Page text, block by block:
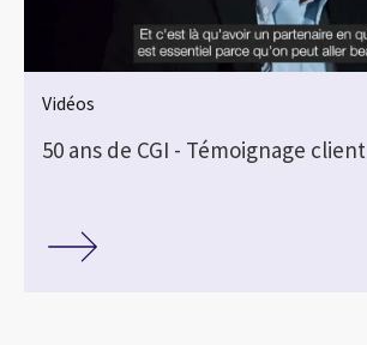
Vidéos
50 ans de CGI - Témoignage client